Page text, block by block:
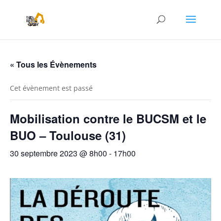
« Tous les Évènements
Cet évènement est passé
Mobilisation contre le BUCSM et le
BUO – Toulouse (31)
30 septembre 2023 @ 8h00 - 17h00